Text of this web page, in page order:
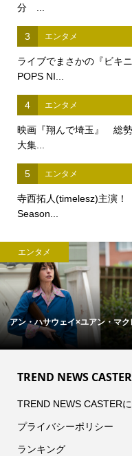
分 ...
3 エンタメ
ライブでまさかの『ビキ
POPS NI...
4 エンタメ
映画『翔んで埼玉』 総
大集...
5 エンタメ
寺西拓人(timelesz)主演
Season...
エンタメ
アン・ハサウェイ×ユアン・マク
TREND NEWS CASTER
TREND NEWS CASTER
プライバシーポリシー
ランキング